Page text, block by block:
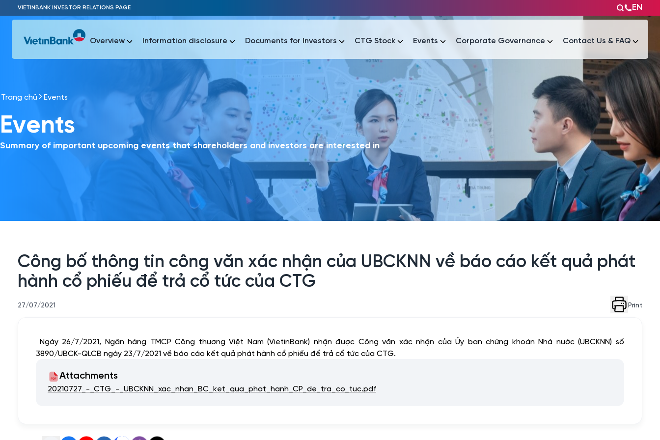
Skip to Main Content
VIETINBANK INVESTOR RELATIONS PAGE EN
Most Popular
Báo cáo tài chính Thông tin giao dịch Công bố thông tin Sự kiện
Overview Information disclosure Documents for Investors CTG Stock Events Corporate Governance Contact Us & FAQ
Most Popular
Thông tin giao dịch Công bố thông tin Tài liệu
Trang chủ Events
Events
Summary of important upcoming events that shareholders and investors are interested in
Công bố thông tin công văn xác nhận của UBCKNN về báo cáo kết quả phát
hành cổ phiếu để trả cổ tức của CTG
27/07/2021 Print
Ngày 26/7/2021, Ngân hàng TMCP Công thương Việt Nam (VietinBank) nhận được Công văn xác nhận của Ủy ban chứng khoán Nhà nước (UBCKNN) số
3890/UBCK-QLCB ngày 23/7/2021 về báo cáo kết quả phát hành cổ phiếu để trả cổ tức của CTG.
Attachments
20210727_-_CTG_-_UBCKNN_xac_nhan_BC_ket_qua_phat_hanh_CP_de_tra_co_tuc.pdf